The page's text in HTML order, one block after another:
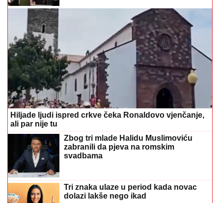
Hiljade ljudi ispred crkve čeka Ronaldovo vjenčanje,
ali par nije tu
Zbog tri mlade Halidu Muslimoviću
zabranili da pjeva na romskim
svadbama
Tri znaka ulaze u period kada novac
dolazi lakše nego ikad